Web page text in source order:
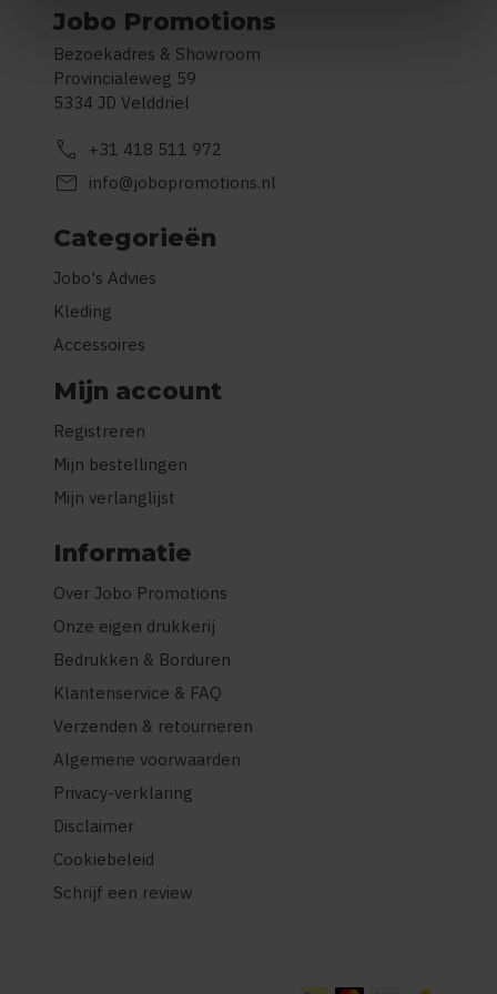
Jobo Promotions
Bezoekadres & Showroom
Provincialeweg 59
5334 JD Velddriel
call +31 418 511 972
mail info@jobopromotions.nl
Categorieën
Jobo's Advies
Kleding
Accessoires
Mijn account
Registreren
Mijn bestellingen
Mijn verlanglijst
Informatie
Over Jobo Promotions
Onze eigen drukkerij
Bedrukken & Borduren
Klantenservice & FAQ
Verzenden & retourneren
Algemene voorwaarden
Privacy-verklaring
Disclaimer
Cookiebeleid
Schrijf een review